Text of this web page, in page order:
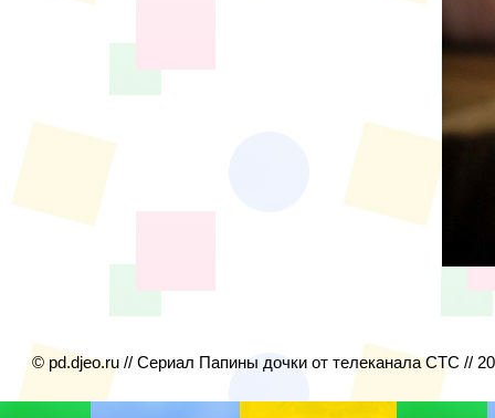
© pd.djeo.ru // Сериал Папины дочки от телеканала СТС //